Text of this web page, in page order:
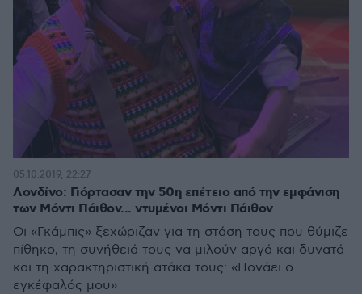
Λονδίνο: Γιόρτασαν την 50η επέτειο από την εμφάνιση
των Μόντι Πάιθον... ντυμένοι Μόντι Πάιθον
Οι «Γκάμπις» ξεχώριζαν για τη στάση τους που θύμιζε
πίθηκο, τη συνήθειά τους να μιλούν αργά και δυνατά
και τη χαρακτηριστική ατάκα τους: «Πονάει ο
εγκέφαλός μου»
05.10.2019, 22:27